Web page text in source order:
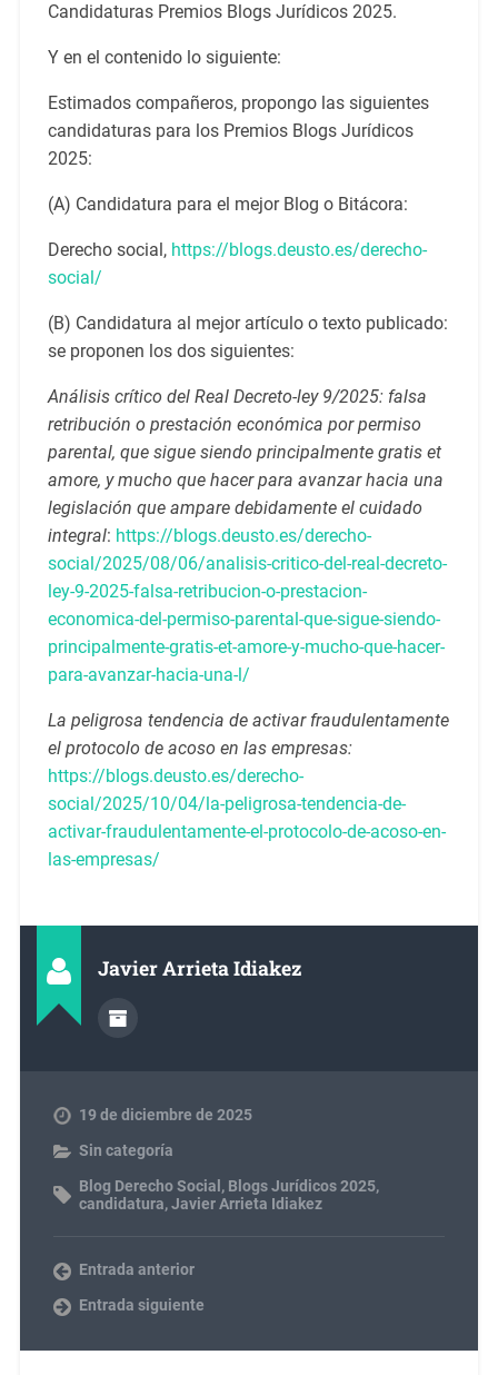
Candidaturas Premios Blogs Jurídicos 2025.
Y en el contenido lo siguiente:
Estimados compañeros, propongo las siguientes
candidaturas para los Premios Blogs Jurídicos
2025:
(A) Candidatura para el mejor Blog o Bitácora:
Derecho social, https://blogs.deusto.es/derecho-
social/
(B) Candidatura al mejor artículo o texto publicado:
se proponen los dos siguientes:
Análisis crítico del Real Decreto-ley 9/2025: falsa
retribución o prestación económica por permiso
parental, que sigue siendo principalmente gratis et
amore, y mucho que hacer para avanzar hacia una
legislación que ampare debidamente el cuidado
integral: https://blogs.deusto.es/derecho-
social/2025/08/06/analisis-critico-del-real-decreto-
ley-9-2025-falsa-retribucion-o-prestacion-
economica-del-permiso-parental-que-sigue-siendo-
principalmente-gratis-et-amore-y-mucho-que-hacer-
para-avanzar-hacia-una-l/
La peligrosa tendencia de activar fraudulentamente
el protocolo de acoso en las empresas:
https://blogs.deusto.es/derecho-
social/2025/10/04/la-peligrosa-tendencia-de-
activar-fraudulentamente-el-protocolo-de-acoso-en-
las-empresas/
Javier Arrieta Idiakez
19 de diciembre de 2025
Sin categoría
Blog Derecho Social , Blogs Jurídicos 2025,
candidatura,Javier Arrieta Idiakez
Entrada anterior
Entrada siguiente